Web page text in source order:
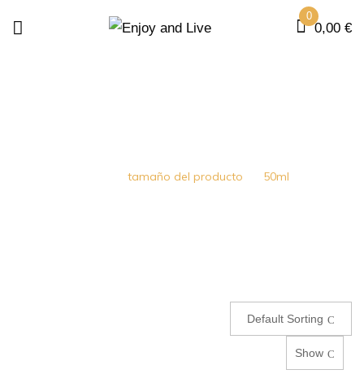
0
0,00 €
tamaño del producto 50ml
Default Sorting
Show